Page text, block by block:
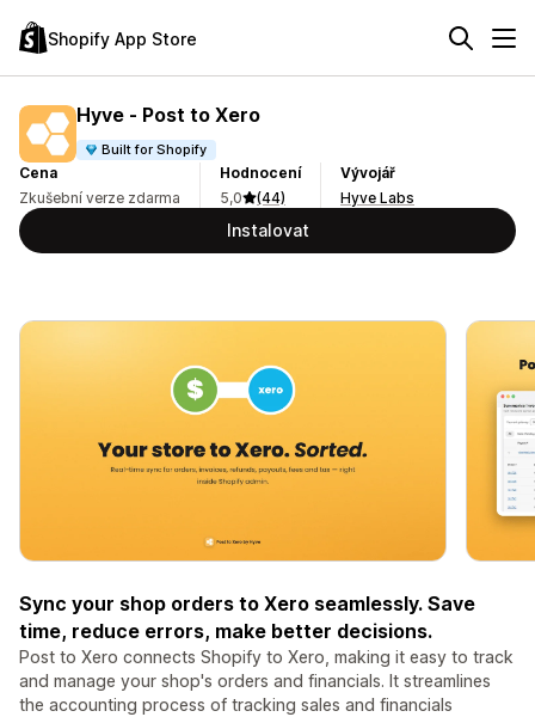
Shopify App Store
Hyve ‑ Post to Xero
Built for Shopify
Cena
Zkušební verze zdarma
Hodnocení
5,0
(44)
Vývojář
Hyve Labs
Instalovat
Sync your shop orders to Xero seamlessly. Save
time, reduce errors, make better decisions.
Post to Xero connects Shopify to Xero, making it easy to track
and manage your shop's orders and financials. It streamlines
the accounting process of tracking sales and financials